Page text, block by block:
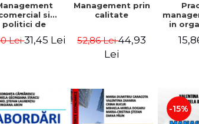
si
politici de
Lei31,45 Lei
Management prin
calitate
52,86 Lei44,93
Lei
in
-15%